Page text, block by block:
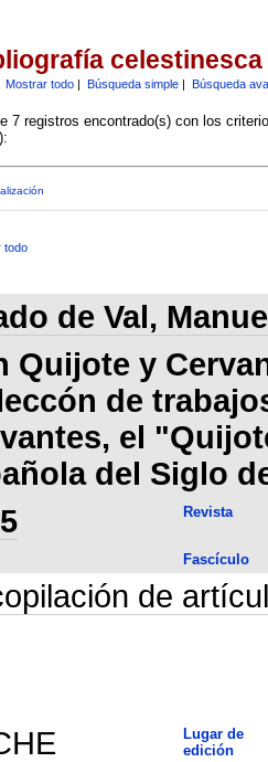
celestinesca
Mostrar todo| Búsqueda simple| Búsqueda
7 registros encontrado(s) con los
):
todo
de Val,
Quijote y
de
el
del Siglo
Revista
Fascículo
de
Lugar de
edición